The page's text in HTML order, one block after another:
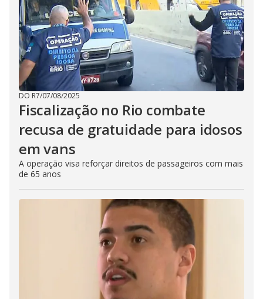
DO R7/07/08/2025
Fiscalização no Rio combate
recusa de gratuidade para idosos
em vans
A operação visa reforçar direitos de passageiros com mais
de 65 anos